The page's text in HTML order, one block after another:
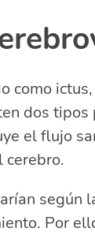
como
dos
el flujo
cerebro.
según
Por